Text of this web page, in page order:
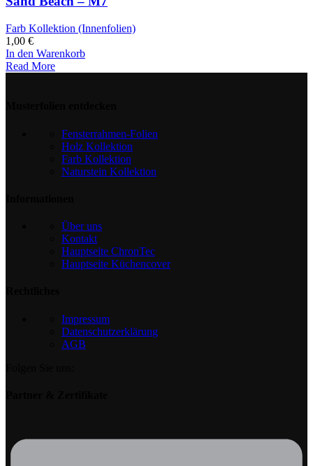
Farb Kollektion (Innenfolien)
1,00 €
In den Warenkorb
Read More
Fensterrahmen-Folien
Holz Kollektion
Farb Kollektion
Naturstein Kollektion
Über uns
Kontakt
Hauptseite ChronTec
Hauptseite Küchencover
Impressum
Datenschutzerklärung
AGB